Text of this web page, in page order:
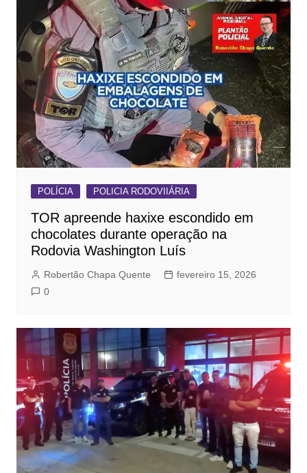
POLÍCIA POLICIA RODOVIIÁRIA
TOR apreende haxixe escondido em
chocolates durante operação na
Rodovia Washington Luís
Robertão Chapa Quente
fevereiro 15, 2026
0